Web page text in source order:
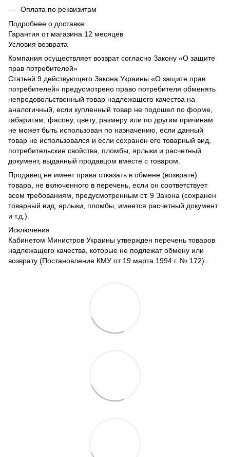
Оплата по реквизитам
Подробнее о доставке
Гарантия от магазина 12 месяцев
Условия возврата
Компания осуществляет возврат согласно Закону «О защите
прав потребителей»
Статьей 9 действующего Закона Украины «О защите прав
потребителей» предусмотрено право потребителя обменять
непродовольственный товар надлежащего качества на
аналогичный, если купленный товар не подошел по форме,
габаритам, фасону, цвету, размеру или по другим причинам
не может быть использован по назначению, если данный
товар не использовался и если сохранен его товарный вид,
потребительские свойства, пломбы, ярлыки и расчетный
документ, выданный продавцом вместе с товаром.
Продавец не имеет права отказать в обмене (возврате)
товара, не включенного в перечень, если он соответствует
всем требованиям, предусмотренным ст. 9 Закона (сохранен
товарный вид, ярлыки, пломбы, имеется расчетный документ
и т.д.).
Исключения
Кабинетом Министров Украины утвержден перечень товаров
надлежащего качества, которые не подлежат обмену или
возврату (Постановление КМУ от 19 марта 1994 г. № 172).